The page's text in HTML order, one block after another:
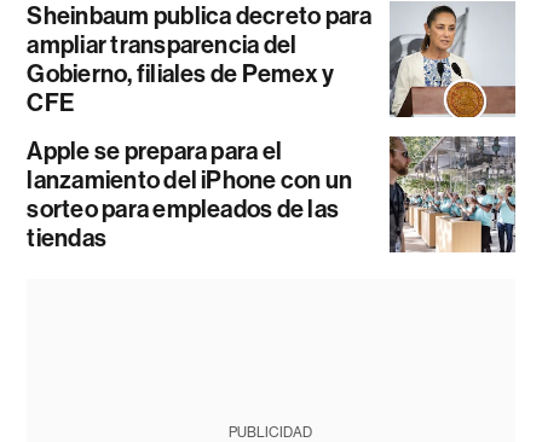
Sheinbaum publica decreto para
ampliar transparencia del
Gobierno, filiales de Pemex y
CFE
Apple se prepara para el
lanzamiento del iPhone con un
sorteo para empleados de las
tiendas
PUBLICIDAD